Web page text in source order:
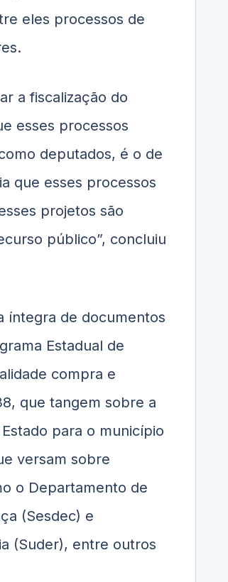
eles processos de
a fiscalização do
esses processos
deputados, é o de
que esses processos
projetos são
público”, concluiu
íntegra de documentos
Estadual de
compra e
que tangem sobre a
para o município
versam sobre
o Departamento de
(Sesdec) e
(Suder), entre outros